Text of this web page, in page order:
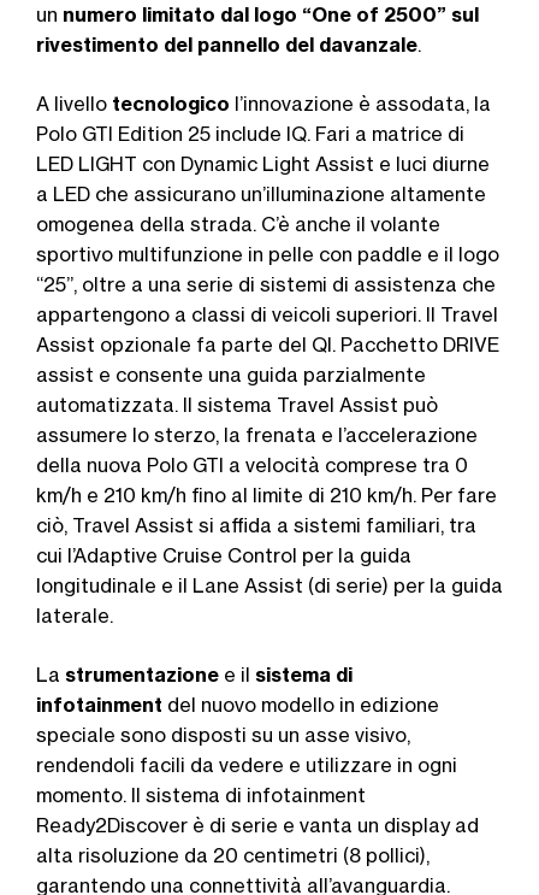
un numero limitato dal logo “One of 2500” sul
rivestimento del pannello del davanzale.
A livello tecnologico l’innovazione è assodata, la
Polo GTI Edition 25 include IQ. Fari a matrice di
LED LIGHT con Dynamic Light Assist e luci diurne
a LED che assicurano un’illuminazione altamente
omogenea della strada. C’è anche il volante
sportivo multifunzione in pelle con paddle e il logo
“25”, oltre a una serie di sistemi di assistenza che
appartengono a classi di veicoli superiori. Il Travel
Assist opzionale fa parte del QI. Pacchetto DRIVE
assist e consente una guida parzialmente
automatizzata. Il sistema Travel Assist può
assumere lo sterzo, la frenata e l’accelerazione
della nuova Polo GTI a velocità comprese tra 0
km/h e 210 km/h fino al limite di 210 km/h. Per fare
ciò, Travel Assist si affida a sistemi familiari, tra
cui l’Adaptive Cruise Control per la guida
longitudinale e il Lane Assist (di serie) per la guida
laterale.
La strumentazione e il sistema di
infotainment del nuovo modello in edizione
speciale sono disposti su un asse visivo,
rendendoli facili da vedere e utilizzare in ogni
momento. Il sistema di infotainment
Ready2Discover è di serie e vanta un display ad
alta risoluzione da 20 centimetri (8 pollici),
garantendo una connettività all’avanguardia.